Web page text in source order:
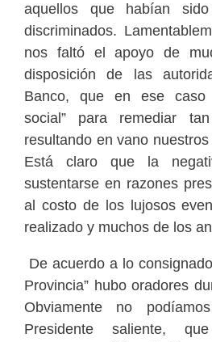
aquellos que habían
discriminados.
nos faltó el apoyo de
disposición de las
Banco, que en ese caso
social” para remediar
resultando en vano
Está claro que la
sustentarse en razones
al costo de los lujosos
realizado y muchos de los
De acuerdo a lo
Provincia” hubo oradores
Obviamente no
Presidente saliente,